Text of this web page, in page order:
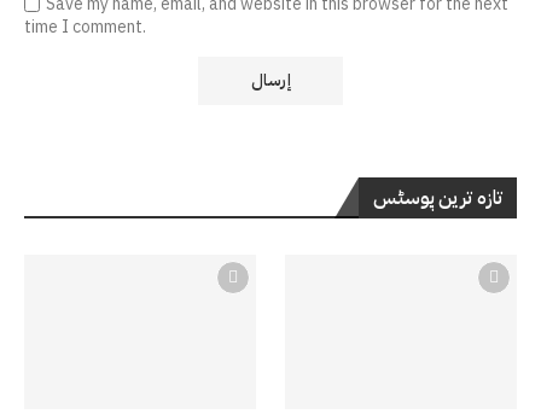
time I comment.
تازہ ترین پوسٹس